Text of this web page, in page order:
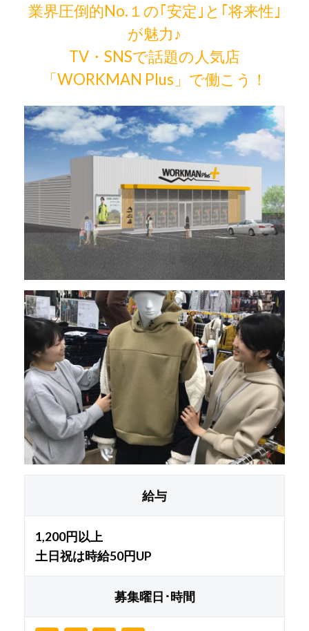
業界圧倒的No.１の｢安定｣と｢将来性｣
が魅力♪
TV・SNSで話題の人気店
「WORKMAN Plus」で働こう！
給与
1,200円以上
土日祝は時給50円UP
募集曜日･時間